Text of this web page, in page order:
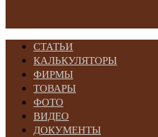
СТАТЬИ
КАЛЬКУЛЯТОРЫ
ФИРМЫ
ТОВАРЫ
ФОТО
ВИДЕО
ДОКУМЕНТЫ